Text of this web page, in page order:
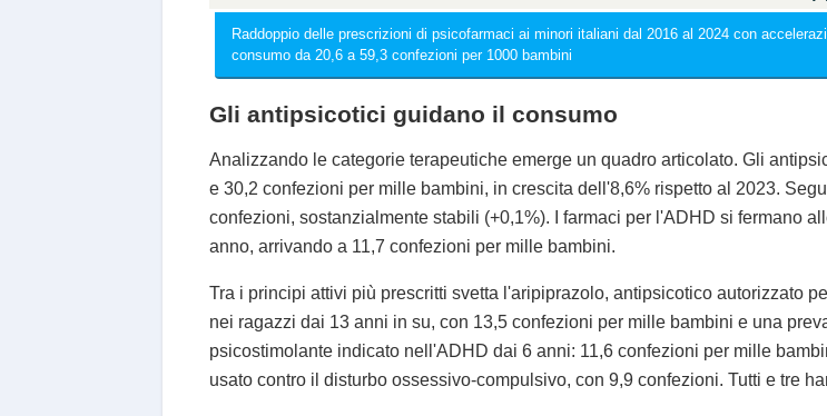
Raddoppio delle prescrizioni di psicofarmaci ai minori italiani dal 2016 al 2024 con
consumo da 20,6 a 59,3 confezioni per 1000 bambini
Gli antipsicotici guidano il consumo
Analizzando le categorie terapeutiche emerge un quadro articolato. Gli
e 30,2 confezioni per mille bambini, in crescita dell'8,6% rispetto al 2023.
confezioni, sostanzialmente stabili (+0,1%). I farmaci per l'ADHD si fermano
anno, arrivando a 11,7 confezioni per mille bambini.
Tra i principi attivi più prescritti svetta l'aripiprazolo, antipsicotico autorizzato
nei ragazzi dai 13 anni in su, con 13,5 confezioni per mille bambini e una
psicostimolante indicato nell'ADHD dai 6 anni: 11,6 confezioni per mille
usato contro il disturbo ossessivo-compulsivo, con 9,9 confezioni. Tutti e tre